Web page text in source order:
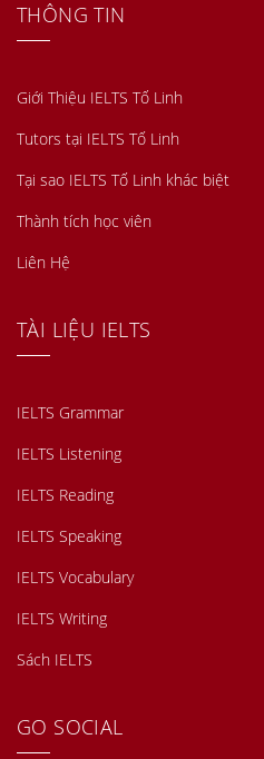
THÔNG TIN
Giới Thiệu IELTS Tố Linh
Tutors tại IELTS Tố Linh
Tại sao IELTS Tố Linh khác biệt
Thành tích học viên
Liên Hệ
TÀI LIỆU IELTS
IELTS Grammar
IELTS Listening
IELTS Reading
IELTS Speaking
IELTS Vocabulary
IELTS Writing
Sách IELTS
GO SOCIAL